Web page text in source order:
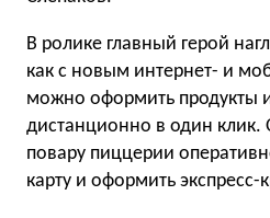
В ролике главный герой
как с новым интернет- и
можно оформить продукты
дистанционно в один
повару пиццерии
карту и оформить экспресс-